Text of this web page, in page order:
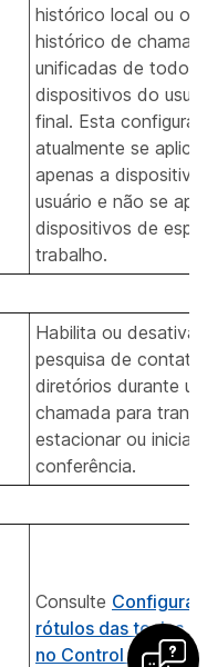
histórico local ou o
histórico de
unificadas de todos
dispositivos do
final. Esta
atualmente se aplica
apenas a
usuário e não se
dispositivos de
trabalho.
Habilita ou desativa
pesquisa de contato
diretórios durante
chamada para
estacionar ou iniciar
conferência.
Consulte Configurar
rótulos das teclas
no Control Hub para